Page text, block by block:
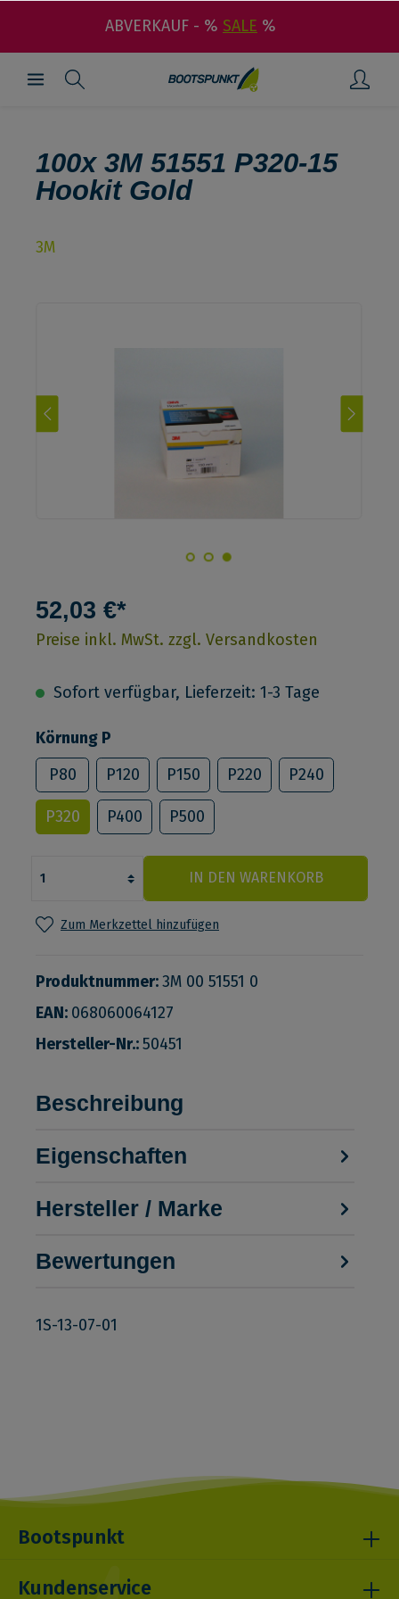
ABVERKAUF - % SALE %
100x 3M 51551 P320-15
Hookit Gold
3M
52,03 €*
Preise inkl. MwSt. zzgl. Versandkosten
Sofort verfügbar, Lieferzeit: 1-3 Tage
Körnung P
P80
P120 P150 P220 P240
P320 P400 P500
IN DEN WARENKORB
Zum Merkzettel hinzufügen
Produktnummer:3M 00 51551 0
EAN: 068060064127
Hersteller-Nr.:50451
Beschreibung
Eigenschaften
Hersteller / Marke
Bewertungen
1S-13-07-01
Bootspunkt
Kundenservice